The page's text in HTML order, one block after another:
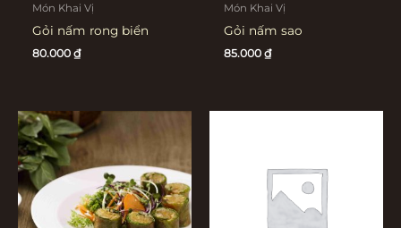
Món Khai Vị
Gỏi nấm rong biển
80.000₫
Món Khai Vị
Gỏi nấm sao
85.000₫